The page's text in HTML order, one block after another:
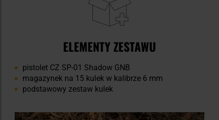
ELEMENTY ZESTAWU
pistolet CZ SP-01 Shadow GNB
magazynek na 15 kulek w kalibrze 6 mm
podstawowy zestaw kulek